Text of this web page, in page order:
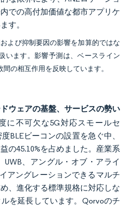
での高付加価値な都市アプリケ
す。
よび抑制要因の影響を加算的ではな
います。影響予測は、ベースライン
の相互作用を反映しています。
ウェアの基盤、サービスの勢い
に不可欠な5G対応スモールセ
BLEビーコンの設置を急ぐ中、
の45.10%を占めました。産業系
UWB、アングル・オブ・アライ
アングレーションできるマルチ
、進化する標準規格に対応しな
を延長しています。Qorvoのチ